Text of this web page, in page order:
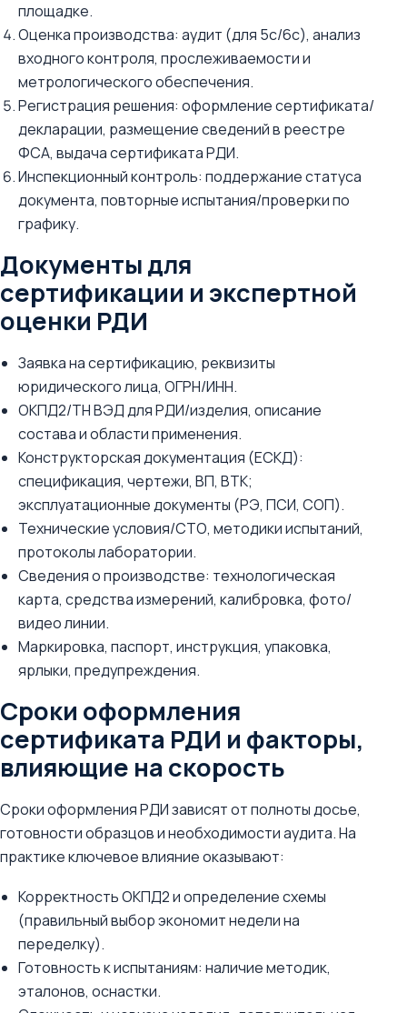
площадке.
Оценка производства: аудит (для 5с/6с), анализ
входного контроля, прослеживаемости и
метрологического обеспечения.
Регистрация решения: оформление сертификата/
декларации, размещение сведений в реестре
ФСА, выдача сертификата РДИ.
Инспекционный контроль: поддержание статуса
документа, повторные испытания/проверки по
графику.
Документы для
сертификации и экспертной
оценки РДИ
Заявка на сертификацию, реквизиты
юридического лица, ОГРН/ИНН.
ОКПД2/ТН ВЭД для РДИ/изделия, описание
состава и области применения.
Конструкторская документация (ЕСКД):
спецификация, чертежи, ВП, ВТК;
эксплуатационные документы (РЭ, ПСИ, СОП).
Технические условия/СТО, методики испытаний,
протоколы лаборатории.
Сведения о производстве: технологическая
карта, средства измерений, калибровка, фото/
видео линии.
Маркировка, паспорт, инструкция, упаковка,
ярлыки, предупреждения.
Сроки оформления
сертификата РДИ и факторы,
влияющие на скорость
Сроки оформления РДИ зависят от полноты досье,
готовности образцов и необходимости аудита. На
практике ключевое влияние оказывают:
Корректность ОКПД2 и определение схемы
(правильный выбор экономит недели на
переделку).
Готовность к испытаниям: наличие методик,
эталонов, оснастки.